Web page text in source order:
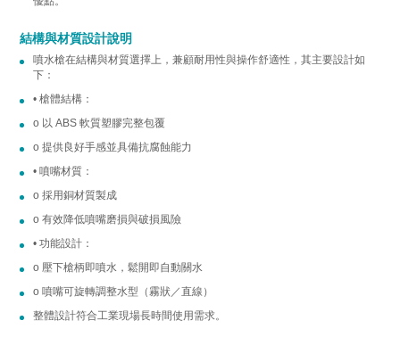
結構與材質設計說明
噴水槍在結構與材質選擇上，兼顧耐用性與操作舒適性，其主要設計如
下：
• 槍體結構：
o 以 ABS 軟質塑膠完整包覆
o 提供良好手感並具備抗腐蝕能力
• 噴嘴材質：
o 採用銅材質製成
o 有效降低噴嘴磨損與破損風險
• 功能設計：
o 壓下槍柄即噴水，鬆開即自動關水
o 噴嘴可旋轉調整水型（霧狀／直線）
整體設計符合工業現場長時間使用需求。